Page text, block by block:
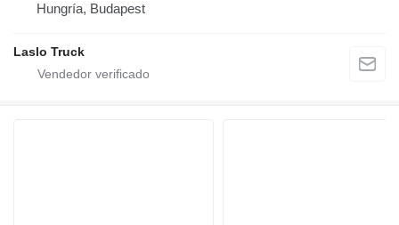
Hungría, Budapest
Laslo Truck